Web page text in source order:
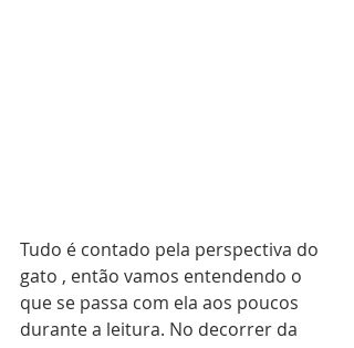
Tudo é contado pela perspectiva do
gato , então vamos entendendo o
que se passa com ela aos poucos
durante a leitura. No decorrer da